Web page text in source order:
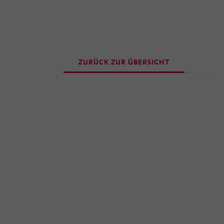
ZURÜCK ZUR ÜBERSICHT